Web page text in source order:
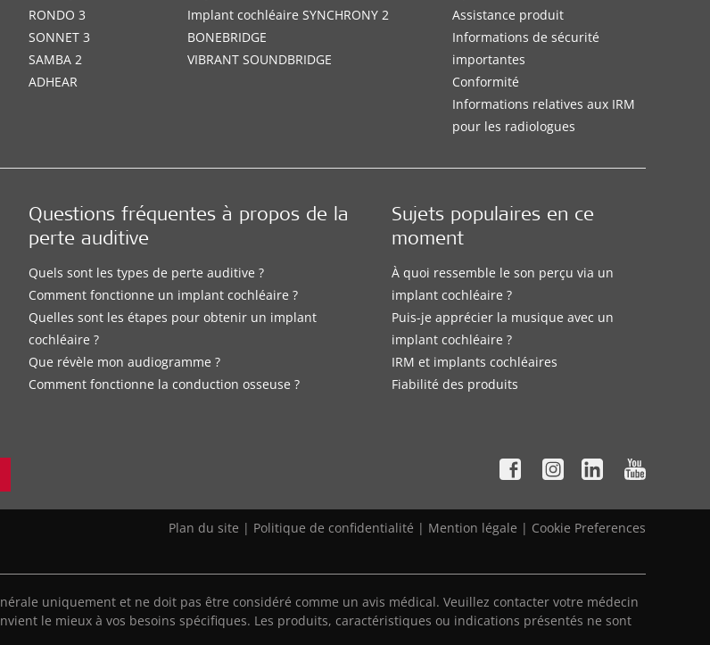
RONDO 3
SONNET 3
SAMBA 2
ADHEAR
Implant cochléaire SYNCHRONY 2
BONEBRIDGE
VIBRANT SOUNDBRIDGE
Assistance produit
Informations de sécurité
importantes
Conformité
Informations relatives aux IRM
pour les radiologues
Questions fréquentes à propos de la
perte auditive
Quels sont les types de perte auditive ?
Comment fonctionne un implant cochléaire ?
Quelles sont les étapes pour obtenir un implant
cochléaire ?
Que révèle mon audiogramme ?
Comment fonctionne la conduction osseuse ?
Sujets populaires en ce
moment
À quoi ressemble le son perçu via un
implant cochléaire ?
Puis-je apprécier la musique avec un
implant cochléaire ?
IRM et implants cochléaires
Fiabilité des produits
Plan du site | Politique de confidentialité | Mention légale | Cookie Preferences
uniquement et ne doit pas être considéré comme un avis médical. Veuillez contacter votre médecin
le mieux à vos besoins spécifiques. Les produits, caractéristiques ou indications présentés ne sont